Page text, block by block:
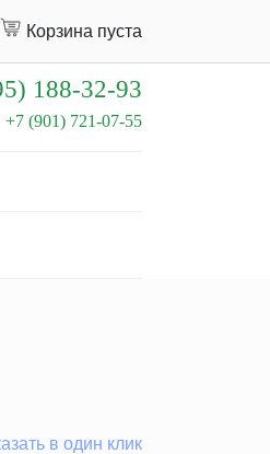
Корзина пуста
188-32-93
+7 (901) 721-07-55
в один клик